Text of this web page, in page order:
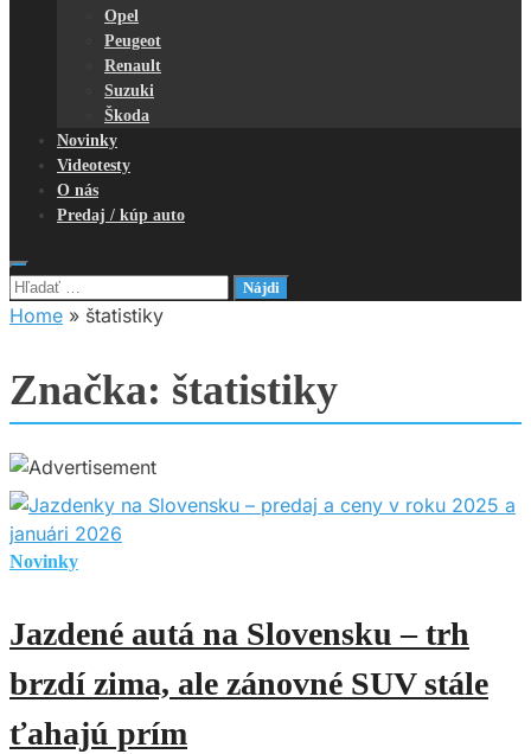
Opel
Peugeot
Renault
Suzuki
Škoda
Novinky
Videotesty
O nás
Predaj / kúp auto
Hľadať:
Home » štatistiky
Značka: štatistiky
Novinky
Jazdené autá na Slovensku – trh
brzdí zima, ale zánovné SUV stále
ťahajú prím